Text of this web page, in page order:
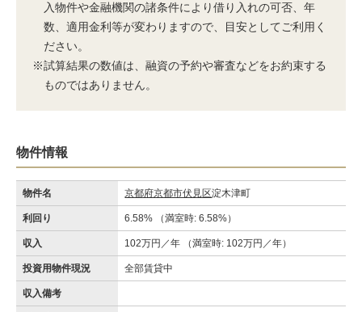
入物件や金融機関の諸条件により借り入れの可否、年
数、適用金利等が変わりますので、目安としてご利用く
ださい。
※試算結果の数値は、融資の予約や審査などをお約束する
ものではありません。
物件情報
物件名 京都府京都市伏見区淀木津町
利回り 6.58% （満室時: 6.58%）
収入 102万円／年 （満室時: 102万円／年）
投資用物件現況 全部賃貸中
収入備考